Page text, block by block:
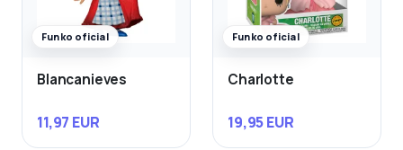
Funko oficial
Blancanieves
11,97 EUR
Funko oficial
Charlotte
19,95 EUR